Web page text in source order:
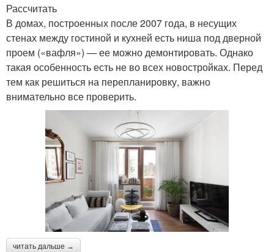
Рассчитать
В домах, построенных после 2007 года, в несущих
стенах между гостиной и кухней есть ниша под дверной
проем («вафля») — ее можно демонтировать. Однако
такая особенность есть не во всех новостройках. Перед
тем как решиться на перепланировку, важно
внимательно все проверить.
читать дальше →